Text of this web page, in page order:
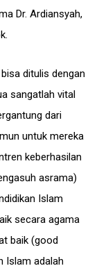
Dr. Ardiansyah,
ditulis dengan
sangatlah vital
dari
untuk mereka
keberhasilan
asrama)
Islam
secara agama
baik (good
Islam adalah